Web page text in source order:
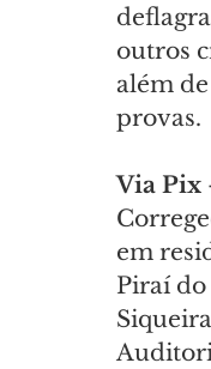
outros
além
provas.
Via Pix
em
Piraí do